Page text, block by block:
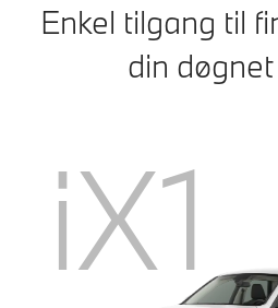
Enkel tilgang til
din
iX1